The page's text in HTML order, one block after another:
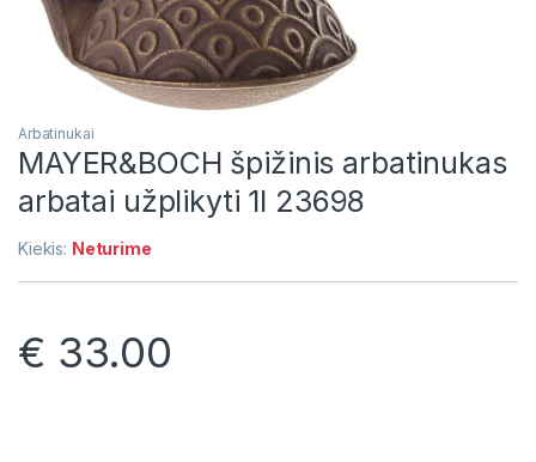
Arbatinukai
MAYER&BOCH špižinis arbatinukas
arbatai užplikyti 1l 23698
Kiekis: Neturime
€ 33.00